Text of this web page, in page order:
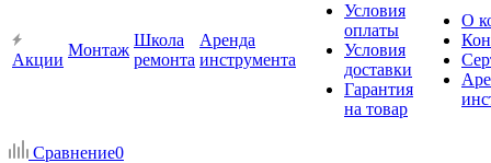
Акции
Монтаж
Школа
ремонта
Аренда
инструмента
Условия
оплаты
Условия
доставки
Гарантия
на товар
О
Сравнение0